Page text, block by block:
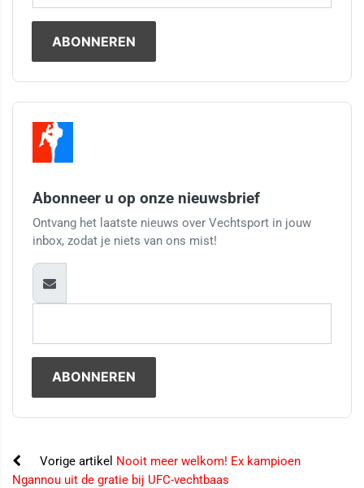
Abonneer u op onze nieuwsbrief
Ontvang het laatste nieuws over Vechtsport in jouw
inbox, zodat je niets van ons mist!
Vorige artikel Nooit meer welkom! Ex kampioen
Ngannou uit de gratie bij UFC-vechtbaas